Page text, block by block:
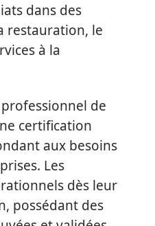
dans des
restauration, le
à la
de
certification
aux besoins
Les
dès leur
possédant des